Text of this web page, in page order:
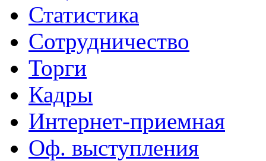
Статистика
Сотрудничество
Торги
Кадры
Интернет-приемная
Оф. выступления